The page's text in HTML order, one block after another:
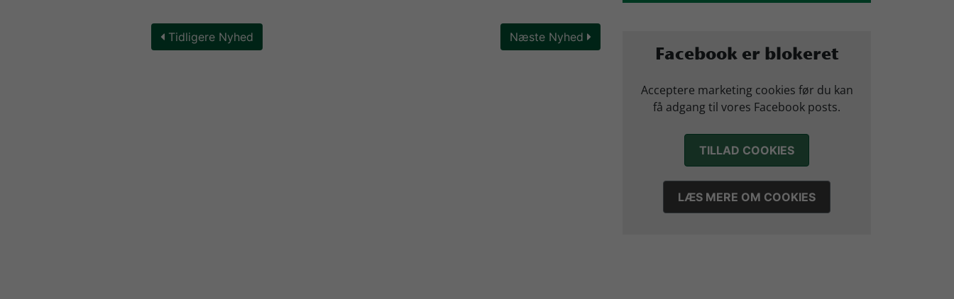
Tidligere Nyhed Næste Nyhed
17. juli 2026
Marius Nørsøller udlejes til HØJ Elite
14. juli 2026
Facebook er blokeret
Acceptere marketing cookies før du kan
få adgang til vores Facebook posts.
TILLAD COOKIES
LÆS MERE OM COOKIES